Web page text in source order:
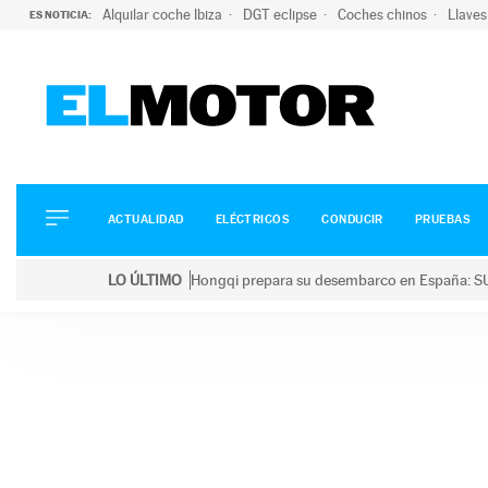
ES NOTICIA: Alquilar coche Ibiza DGT eclipse Coches chinos
ELÉCTRICOS
CONDUCIR
ACTUALIDAD ELÉCTRICOS CONDUCIR PRUEBAS
LO ÚLTIMO Hongqi prepara su desembarco en España: